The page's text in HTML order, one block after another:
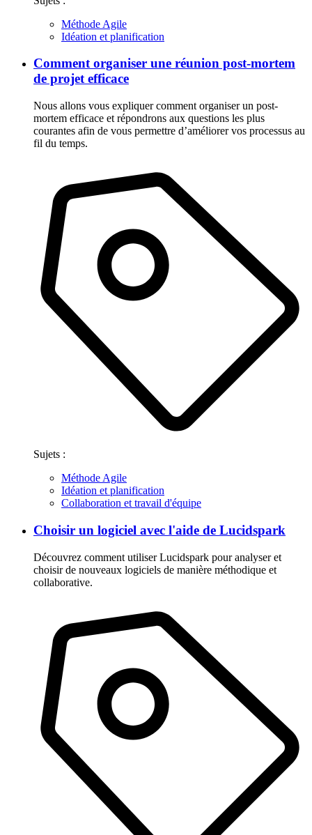
Méthode Agile
Idéation et planification
Comment organiser une réunion post-mortem
de projet efficace
Nous allons vous expliquer comment organiser un post-
mortem efficace et répondrons aux questions les plus
courantes afin de vous permettre d’améliorer vos processus au
fil du temps.
Sujets :
Méthode Agile
Idéation et planification
Collaboration et travail d'équipe
Choisir un logiciel avec l'aide de Lucidspark
Découvrez comment utiliser Lucidspark pour analyser et
choisir de nouveaux logiciels de manière méthodique et
collaborative.